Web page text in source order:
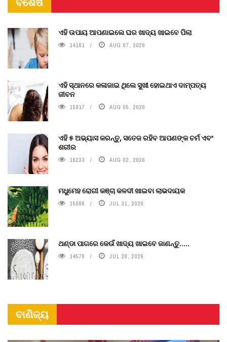
ଏହି ଉପାୟ ଆପଣାଇଲେ ଘର ଖାଦ୍ୟ ଖାଇବେ ପିଲା
14161 AUG 07, 2026
ଏହି ସ୍ଥାନରେ କଳାଜାଇ ଥିଲେ ସୁଖୀ ହୋଇଥାଏ ଦାମ୍ପତ୍ୟ
ଜୀବନ
15817 AUG 05, 2026
ଏହି ୫ ଅଭ୍ୟାସ କରନ୍ତୁ, ସତେଜ ରହିବ ଆପଣଙ୍କ ଚର୍ମ ଏବଂ
ଶରୀର
16233 AUG 02, 2026
ମଧୁମେହ ରୋଗୀ କଞ୍ଚା କଳଦୀ ଖାଇବା ଲାଭଦାୟକ
15086 JUL 31, 2026
ଥଣ୍ଡା ପାଗରେ କେଉଁ ଖାଦ୍ୟ ଖାଇବେ ଜାଣନ୍ତୁ.....
14578 JUL 28, 2026
ବାଣିଜ୍ୟ